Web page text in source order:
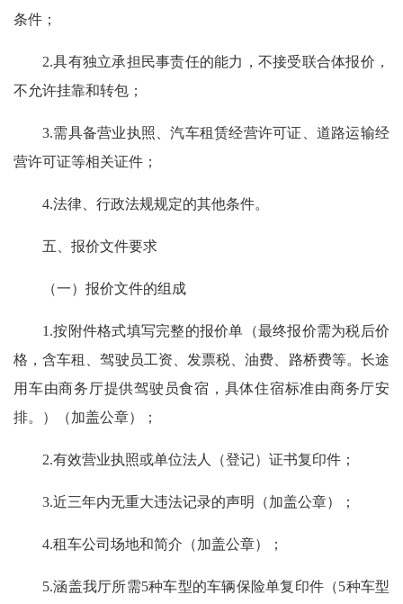
条件；
2.具有独立承担民事责任的能力，不接受联合体报价，
不允许挂靠和转包；
3.需具备营业执照、汽车租赁经营许可证、道路运输经
营许可证等相关证件；
4.法律、行政法规规定的其他条件。
五、报价文件要求
（一）报价文件的组成
1.按附件格式填写完整的报价单（最终报价需为税后价
格，含车租、驾驶员工资、发票税、油费、路桥费等。长途
用车由商务厅提供驾驶员食宿，具体住宿标准由商务厅安
排。）（加盖公章）；
2.有效营业执照或单位法人（登记）证书复印件；
3.近三年内无重大违法记录的声明（加盖公章）；
4.租车公司场地和简介（加盖公章）；
5.涵盖我厅所需5种车型的车辆保险单复印件（5种车型